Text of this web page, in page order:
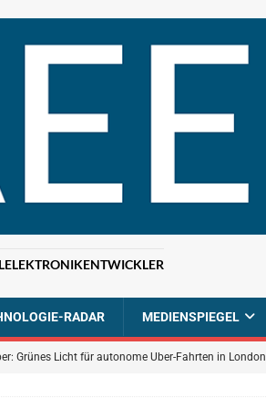
RADAR MEDIENSPIEGEL
Grünes Licht für autonome Uber-Fahrten in London